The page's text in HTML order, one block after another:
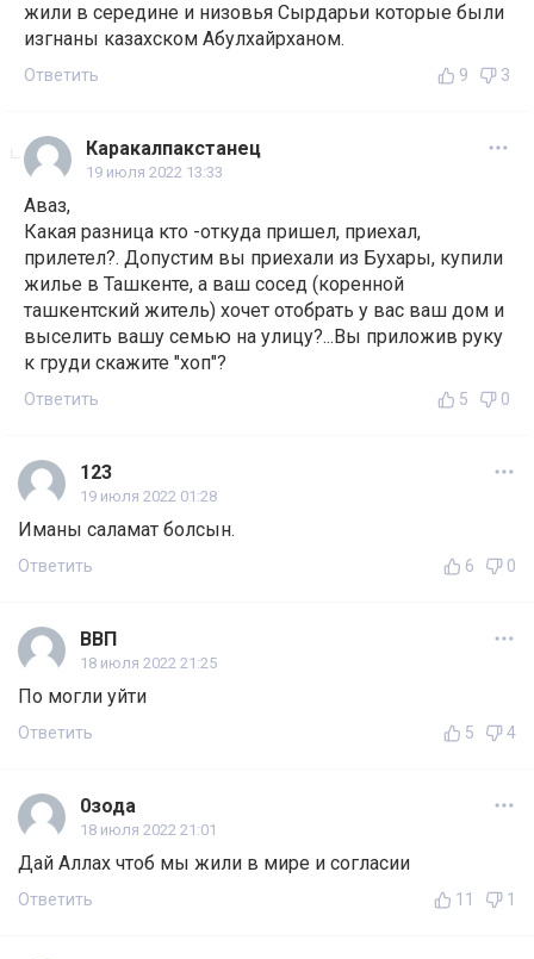
жили в середине и низовья Сырдарьи которые были
изгнаны казахском Абулхайрханом.
Ответить 9 3
Каракалпакстанец
19 июля 2022 13:33
Аваз,
Какая разница кто -откуда пришел, приехал,
прилетел?. Допустим вы приехали из Бухары, купили
жилье в Ташкенте, а ваш сосед (коренной
ташкентский житель) хочет отобрать у вас ваш дом и
выселить вашу семью на улицу?...Вы приложив руку
к груди скажите "хоп"?
Ответить 5 0
123
19 июля 2022 01:28
Иманы саламат болсын.
Ответить 6 0
ВВП
18 июля 2022 21:25
По могли уйти
Ответить 5 4
0зода
18 июля 2022 21:01
Дай Аллах чтоб мы жили в мире и согласии
Ответить 11 1